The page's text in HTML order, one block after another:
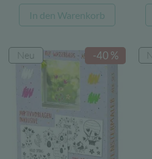
Preis
war:
Preis
ist:
In den Warenkorb
-40 %
Neu